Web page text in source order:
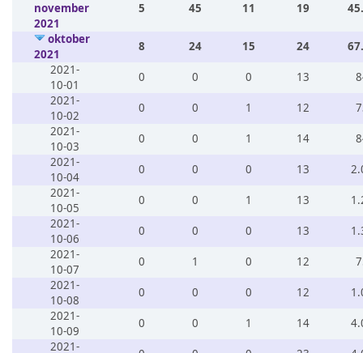
november
2021
5 45 11 19
oktober
2021
8 24 15 24
2021-
10-01
0 0 0 13
2021-
10-02
0 0 1 12
2021-
10-03
0 0 1 14
2021-
10-04
0 0 0 13
2021-
10-05
0 0 1 13
2021-
10-06
0 0 0 13
2021-
10-07
0 1 0 12
2021-
10-08
0 0 0 12
2021-
10-09
0 0 1 14
2021-